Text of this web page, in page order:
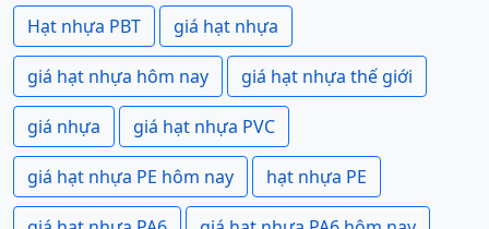
Hạt nhựa PBT giá hạt nhựa
giá hạt nhựa hôm nay giá hạt nhựa thế giới
giá nhựa giá hạt nhựa PVC
giá hạt nhựa PE hôm nay hạt nhựa PE